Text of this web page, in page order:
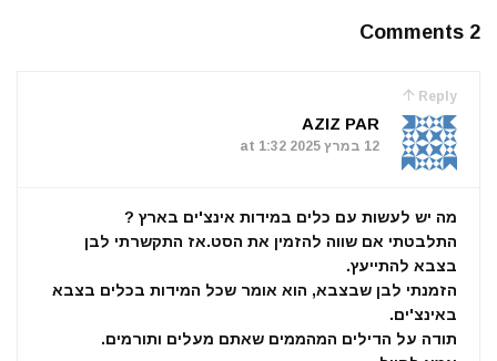
2 Comments
Reply
AZIZ PAR
12 במרץ 2025 at 1:32
מה יש לעשות עם כלים במידות אינצ'ים בארץ ?
התלבטתי אם שווה להזמין את הסט.אז התקשרתי לבן
בצבא להתייעץ.
הזמנתי לבן שבצבא, הוא אומר שכל המידות בכלים בצבא
באינצ'ים.
תודה על הדילים המהממים שאתם מעלים ותורמים.